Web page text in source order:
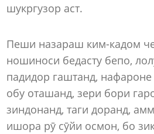
шукргузор аст.
Пеши назараш ким-кадом
ношиноси бедасту бепо,
падидор гаштанд,
обу оташанд, зери бори
зиндонанд, таги доранд,
ишора рӯ сӯйи осмон, бо